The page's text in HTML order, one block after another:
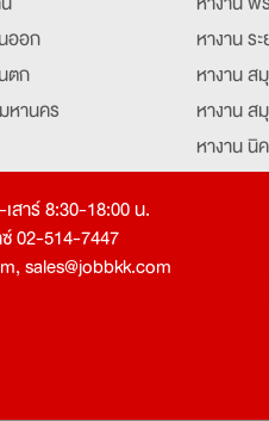
ออก
ตก
หานคร
หางาน ร
หางาน ส
หางาน ส
หางาน นิ
หางานอ
สาร์ 8:30-18:00 น.
02-514-7447
,sales@jobbkk.com